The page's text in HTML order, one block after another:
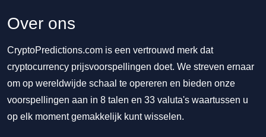
Over ons
CryptoPredictions.com is een vertrouwd merk dat
cryptocurrency prijsvoorspellingen doet. We streven ernaar
om op wereldwijde schaal te opereren en bieden onze
voorspellingen aan in 8 talen en 33 valuta's waartussen u
op elk moment gemakkelijk kunt wisselen.